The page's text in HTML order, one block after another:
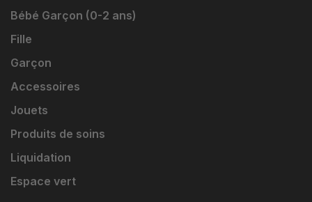
Bébé Garçon (0-2 ans)
Fille
Garçon
Accessoires
Jouets
Produits de soins
Liquidation
Espace vert